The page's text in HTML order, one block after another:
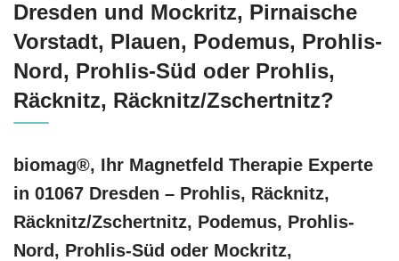
Dresden und Mockritz, Pirnaische
Vorstadt, Plauen, Podemus, Prohlis-
Nord, Prohlis-Süd oder Prohlis,
Räcknitz, Räcknitz/Zschertnitz?
biomag®, Ihr Magnetfeld Therapie Experte
in 01067 Dresden – Prohlis, Räcknitz,
Räcknitz/Zschertnitz, Podemus, Prohlis-
Nord, Prohlis-Süd oder Mockritz,